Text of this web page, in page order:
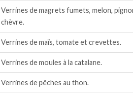
Verrines de magrets fumets, melon,
chèvre.
Verrines de maïs, tomate et crevettes.
Verrines de moules à la catalane.
Verrines de pêches au thon.